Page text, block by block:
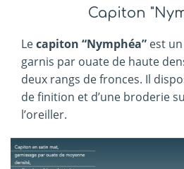
Capiton
Lecapiton “Nymphéa” est
garnis par ouate de haute
deux rangs de fronces. Il
de finition et d’une broderie
l’oreiller.